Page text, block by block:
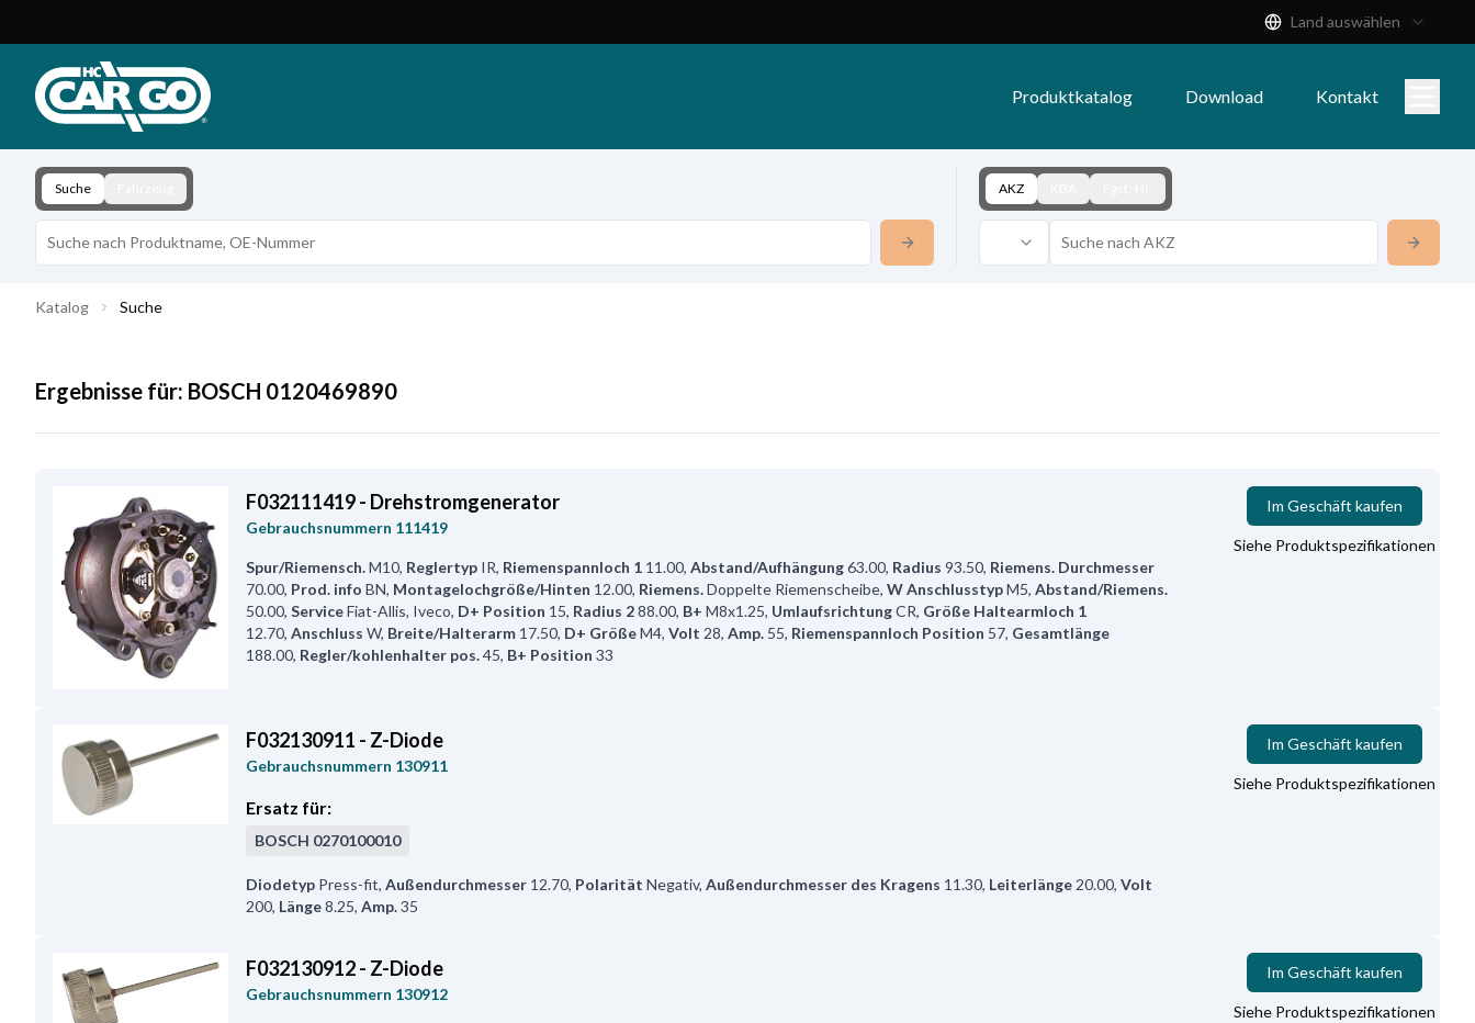
Download
Kontakt
Land auswählen
Produktkatalog Download Kontakt
Suche AKZ
Katalog Suche
Ergebnisse für: BOSCH 0120469890
F032111419 - Drehstromgenerator
Gebrauchsnummern 111419
Spur/Riemensch.M10, Reglertyp IR, Riemenspannloch 1 11.00, Abstand/Aufhängung63.00, Radius 93.50, Riemens. Durchmesser
70.00, Prod. info BN, Montagelochgröße/Hinten 12.00, Riemens.Doppelte Riemenscheibe, W AnschlusstypM5, Abstand/Riemens.
50.00, ServiceFiat-Allis, Iveco, D+ Position 15, Radius 288.00, B+ M8x1.25, UmlaufsrichtungCR, Größe Haltearmloch 1
12.70, Anschluss W, Breite/Halterarm 17.50, D+ GrößeM4, Volt 28, Amp. 55, Riemenspannloch Position 57, Gesamtlänge
188.00, Regler/kohlenhalter pos.45, B+ Position 33
Im Geschäft kaufen
Siehe Produktspezifikationen
F032130911 - Z-Diode
Gebrauchsnummern 130911
Ersatz für:
BOSCH 0270100010
Diodetyp Press-fit, Außendurchmesser 12.70, Polarität Negativ, Außendurchmesser des Kragens 11.30, Leiterlänge 20.00, Volt
200, Länge8.25, Amp.35
Im Geschäft kaufen
Siehe Produktspezifikationen
F032130912 - Z-Diode
Gebrauchsnummern 130912
Im Geschäft kaufen
Siehe Produktspezifikationen